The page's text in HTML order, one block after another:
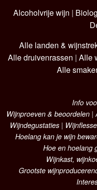
Alcoholvrije wijn |
Alle landen &
Alle druivenrassen | Alle
Alle
Info
Wijnproeven & beoordelen |
Wijndegustaties |
Hoelang kan je wijn
Hoe en hoelang
Wijnkast,
Grootste